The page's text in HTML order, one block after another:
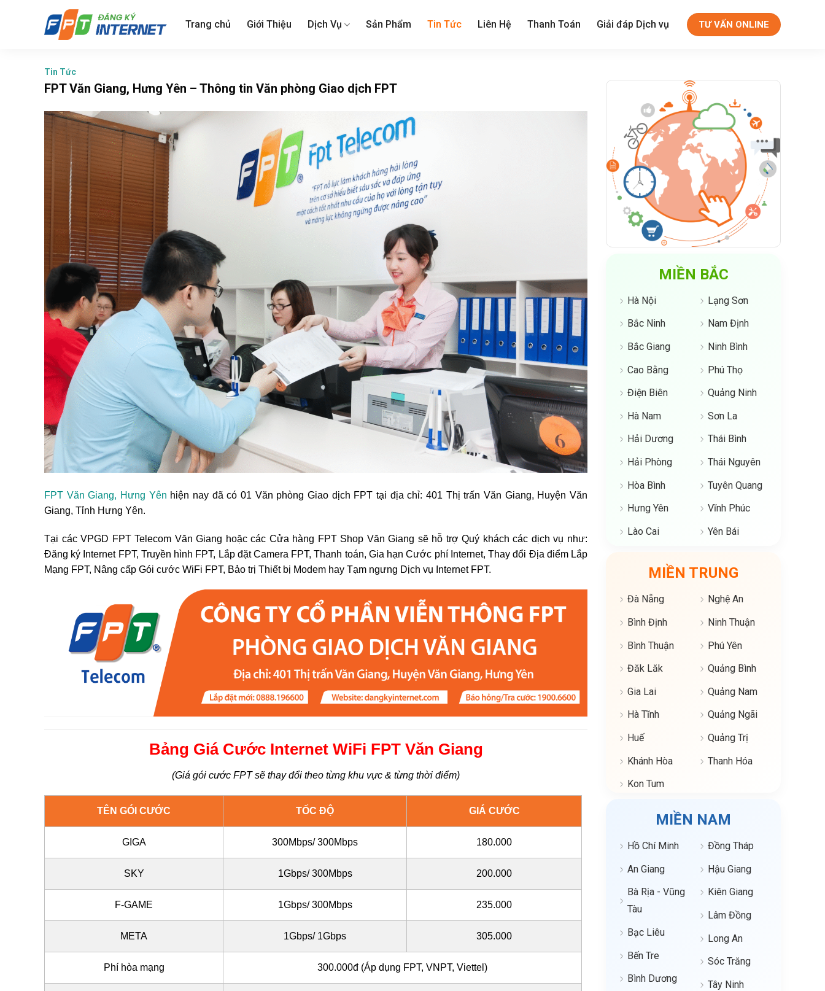
Trang chủ Giới Thiệu Dịch Vụ Sản Phẩm Tin Tức Liên Hệ Thanh Toán Giải đáp Dịch vụ TƯ VẤN ONLINE
Tin Tức
FPT Văn Giang, Hưng Yên – Thông tin Văn phòng Giao dịch FPT
FPT Văn Giang, Hưng Yên hiện nay đã có 01 Văn phòng Giao dịch FPT tại địa chỉ: 401 Thị trấn Văn Giang, Huyện Văn
Giang, Tỉnh Hưng Yên.
Tại các VPGD FPT Telecom Văn Giang hoặc các Cửa hàng FPT Shop Văn Giang sẽ hỗ trợ Quý khách các dịch vụ như:
Đăng ký Internet FPT, Truyền hình FPT, Lắp đặt Camera FPT, Thanh toán, Gia hạn Cước phí Internet, Thay đổi Địa điểm Lắp
Mạng FPT, Nâng cấp Gói cước WiFi FPT, Bảo trị Thiết bị Modem hay Tạm ngưng Dịch vụ Internet FPT.
Bảng Giá Cước Internet WiFi FPT Văn Giang
(Giá gói cước FPT sẽ thay đổi theo từng khu vực & từng thời điểm)
TÊN GÓI CƯỚC TỐC ĐỘ GIÁ CƯỚC
GIGA 300Mbps/ 300Mbps 180.000
SKY 1Gbps/ 300Mbps 200.000
F-GAME 1Gbps/ 300Mbps 235.000
META 1Gbps/ 1Gbps 305.000
Phí hòa mạng 300.000đ (Áp dụng FPT, VNPT, Viettel)
MIỀN BẮC
Hà Nội
Bắc Ninh
Bắc Giang
Cao Bằng
Điện Biên
Hà Nam
Hải Dương
Hải Phòng
Hòa Bình
Hưng Yên
Lào Cai
Lạng Sơn
Nam Định
Ninh Bình
Phú Thọ
Quảng Ninh
Sơn La
Thái Bình
Thái Nguyên
Tuyên Quang
Vĩnh Phúc
Yên Bái
MIỀN TRUNG
Đà Nẵng
Bình Định
Bình Thuận
Đăk Lăk
Gia Lai
Hà Tĩnh
Huế
Khánh Hòa
Kon Tum
Nghệ An
Ninh Thuận
Phú Yên
Quảng Bình
Quảng Nam
Quảng Ngãi
Quảng Trị
Thanh Hóa
MIỀN NAM
Hồ Chí Minh
An Giang
Bà Rịa - Vũng
Tàu
Bạc Liêu
Bến Tre
Bình Dương
Đồng Tháp
Hậu Giang
Kiên Giang
Lâm Đồng
Long An
Sóc Trăng
Tây Ninh